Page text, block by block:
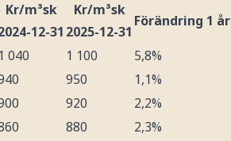
Kr/m³sk
12-31
Kr/m³sk
2025-12-31
Förändring 1 år
1 040 1 100
5,8%
950
1,1%
920
2,2%
880
2,3%